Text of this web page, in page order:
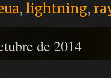
, lightning,
de 2014